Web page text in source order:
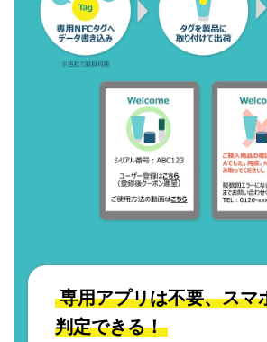
専用アプリは不要、スマ
判定できる！